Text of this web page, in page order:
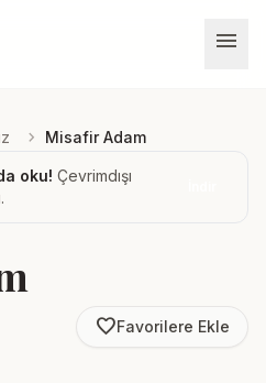
menu
chevron_right Misafir Adam
oku! Çevrimdışı
favorite_borderFavorilere Ekle